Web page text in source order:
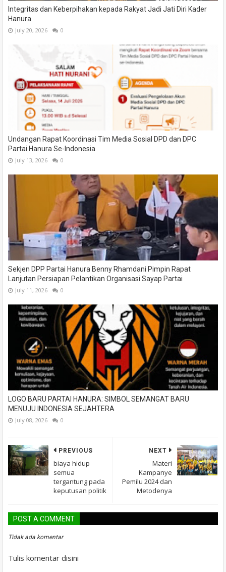
Integritas dan Keberpihakan kepada Rakyat Jadi Jati Diri Kader
Hanura
July 20, 2026 0
Undangan Rapat Koordinasi Tim Media Sosial DPD dan DPC
Partai Hanura Se-Indonesia
July 13, 2026 0
Sekjen DPP Partai Hanura Benny Rhamdani Pimpin Rapat
Lanjutan Persiapan Pelantikan Organisasi Sayap Partai
July 11, 2026 0
LOGO BARU PARTAI HANURA: SIMBOL SEMANGAT BARU
MENUJU INDONESIA SEJAHTERA
July 08, 2026 0
NEXT
Materi
Kampanye
Pemilu 2024 dan
Metodenya
PREVIOUS
biaya hidup
semua
tergantung pada
keputusan politik
POST A COMMENT
Tidak ada komentar
Tulis komentar disini